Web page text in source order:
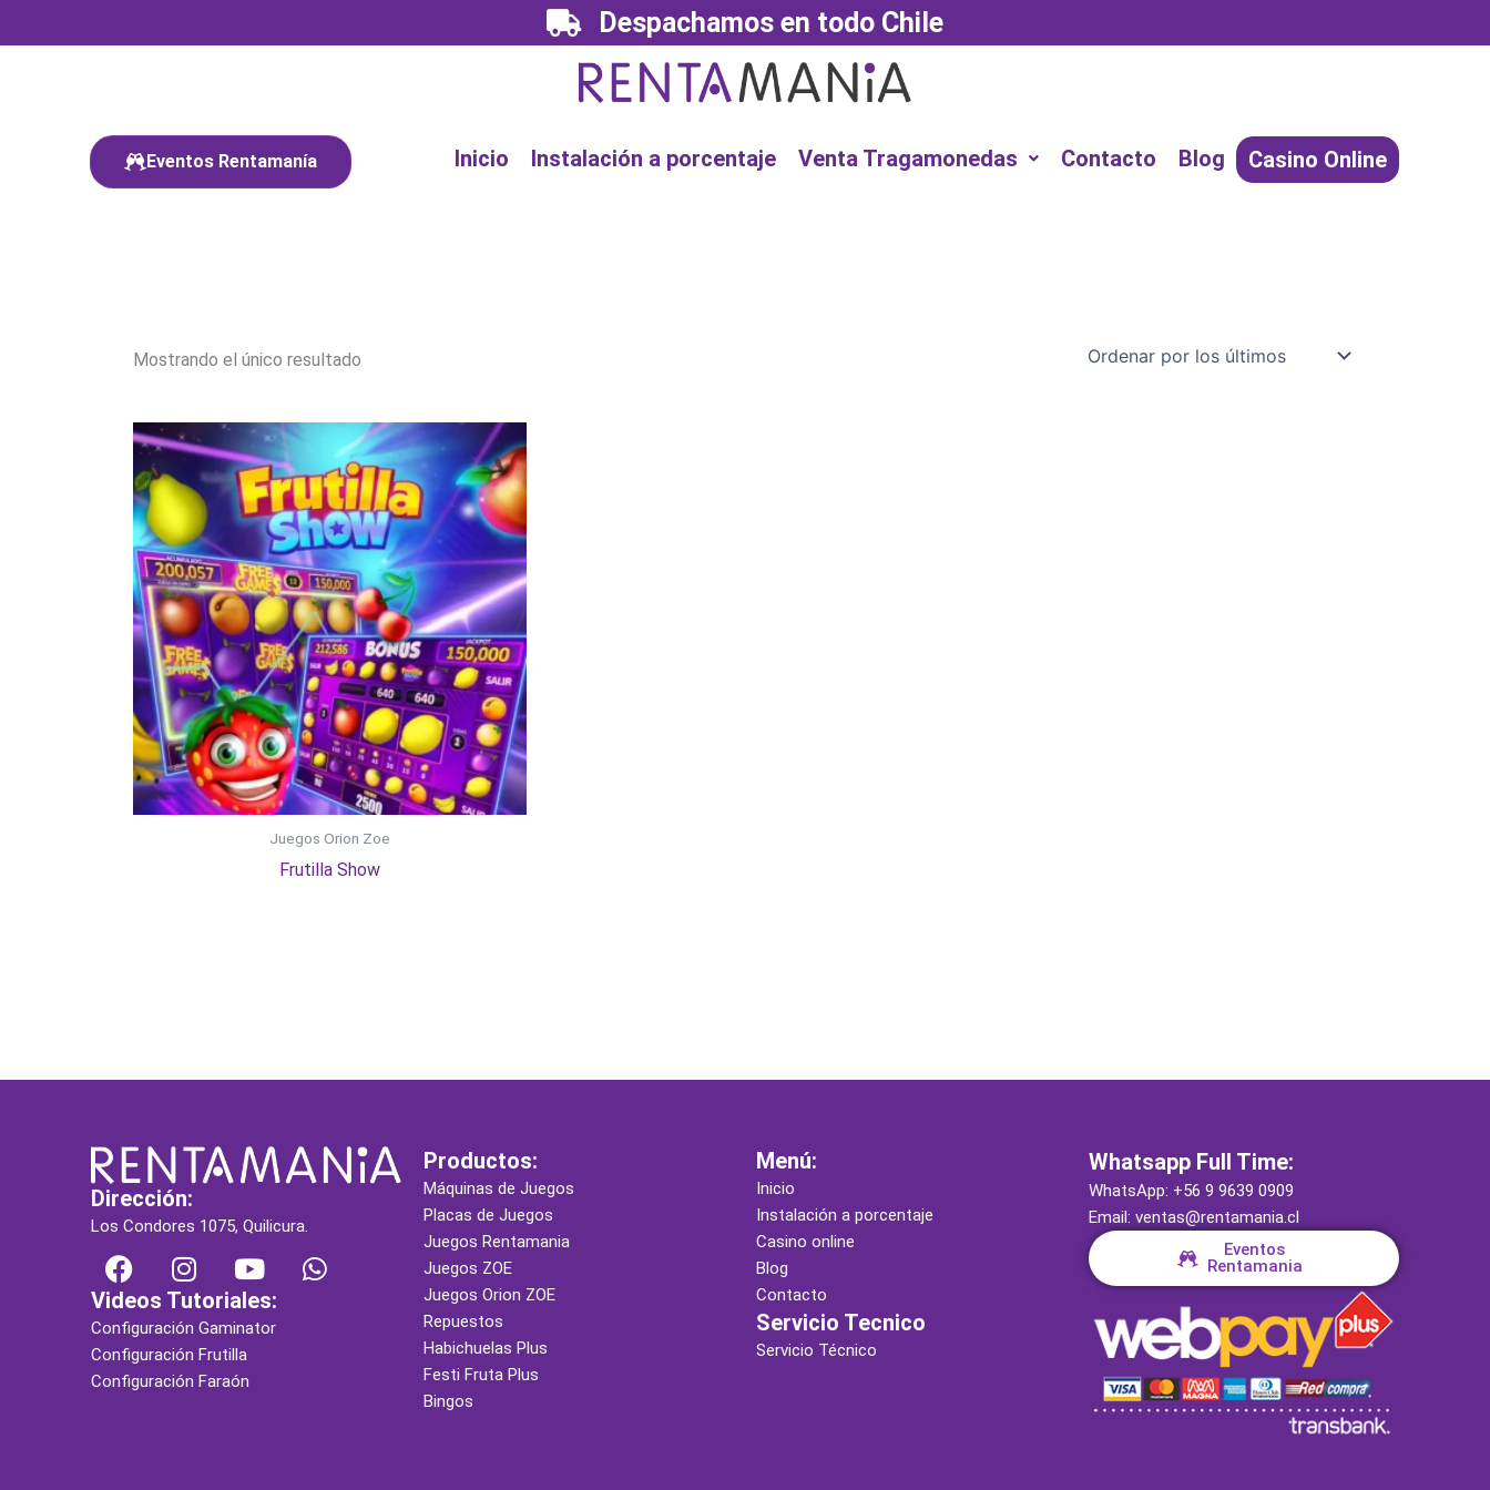
al
Despachamos en todo Chile
Eventos Rentamanía Inicio Instalación a porcentaje Venta Tragamonedas Contacto Blog Casino Online
Mostrando el único resultado
Juegos Orion Zoe
Frutilla Show
Dirección:
Los Condores 1075, Quilicura.
F
a
c
e
b
o
I
n
s
t
a
g
Y
o
u
t
b
W
h
Videos Tutoriales:
Configuración Gaminator
Configuración Frutilla
Configuración Faraón
Productos:
Máquinas de Juegos
Placas de Juegos
Juegos Rentamania
Juegos ZOE
Juegos Orion ZOE
Repuestos
Habichuelas Plus
Festi Fruta Plus
Bingos
Menú:
Inicio
Instalación a porcentaje
Casino online
Blog
Contacto
Servicio Tecnico
Servicio Técnico
Whatsapp Full Time:
WhatsApp: +56 9 9639 0909
Email: ventas@rentamania.cl
Eventos
Rentamania